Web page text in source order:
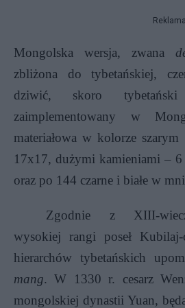
Reklama
Mongolska wersja, zwana
zbliżona do tybetańskiej,
dziwić, skoro tybetański
zaimplementowany w
materiałowa w kolorze
17x17, dużymi kamieniami – 6
oraz po 144 czarne i białe w
Zgodnie z XIII-
wysokiej rangi poseł Kubilaj-
hierarchów tybetańskich
mang. W 1330 r. cesarz
mongolskiej dynastii Yuan,